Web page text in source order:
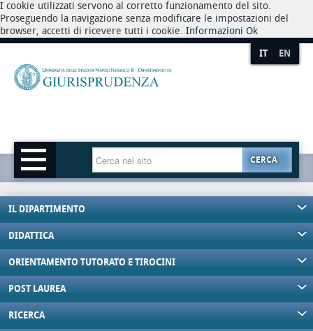
I cookie utilizzati servono al corretto funzionamento del sito.
Proseguendo la navigazione senza modificare le impostazioni del
browser, accetti di ricevere tutti i cookie. Informazioni Ok
IT EN
CERCA
IL DIPARTIMENTO
DIDATTICA
ORIENTAMENTO TUTORATO E TIROCINI
POST LAUREA
RICERCA